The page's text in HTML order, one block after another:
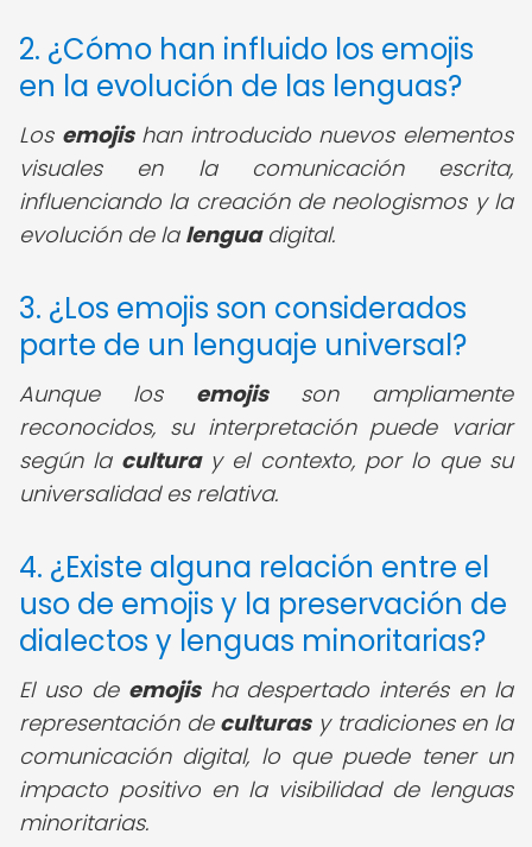
2. ¿Cómo han influido los emojis
en la evolución de las lenguas?
Los emojishan introducido nuevos elementos
visuales en la comunicación escrita,
influenciando la creación de neologismos y la
evolución de la lenguadigital.
3. ¿Los emojis son considerados
parte de un lenguaje universal?
Aunque los emojisson ampliamente
reconocidos, su interpretación puede variar
según la culturay el contexto, por lo que su
universalidad es relativa.
4. ¿Existe alguna relación entre el
uso de emojis y la preservación de
dialectos y lenguas minoritarias?
El uso de emojisha despertado interés en la
representación de culturasy tradiciones en la
comunicación digital, lo que puede tener un
impacto positivo en la visibilidad de lenguas
minoritarias.